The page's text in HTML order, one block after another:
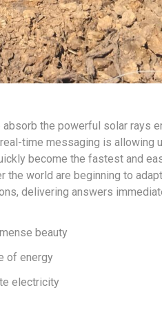
absorb the powerful solar rays
time messaging is allowing
become the fastest and
the world are beginning to
delivering answers
beauty
of energy
electricity